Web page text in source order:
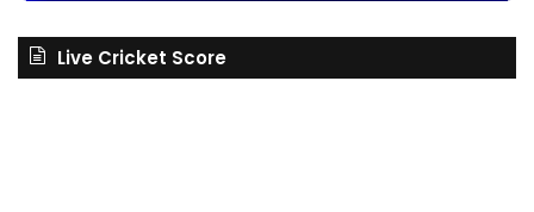
Live Cricket Score